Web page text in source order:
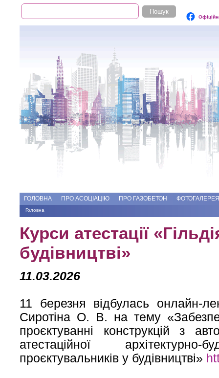
Пошукова форма
Пошук
ГОЛОВНА ПРО АСОЦІАЦІЮ ПРО ГАЗОБЕТОН ФОТОГАЛЕРЕЯ
Ви є тут
Головна
Курси атестації
будівництві»
11.03.2026
11 березня відбулась онлайн-
Сиротіна О. В. на тему
проєктуванні конструкцій з
атестаційної
проєктувальників у будівництві»